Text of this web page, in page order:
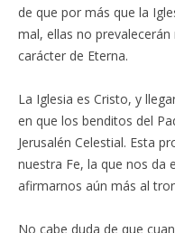
de que por más que la
mal, ellas no
carácter de Eterna.
La Iglesia es Cristo, y
en que los benditos del
Jerusalén Celestial. Esta
nuestra Fe, la que nos da
afirmarnos aún más al
No cabe duda de que